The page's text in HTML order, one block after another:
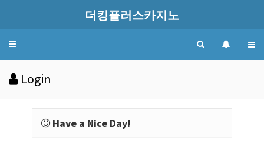
더킹플러스카지노
Toggle
Login
Have a Nice Day!